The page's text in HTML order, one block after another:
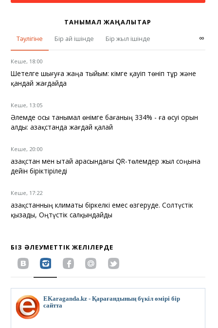
ТАНЫМАЛ ЖАҢАЛЫҚТАР
Тәулігіне
Бір ай ішінде Бір жыл ішінде ∞
Кеше, 18:00
Шетелге шығуға жаңа тыйым: кімге қауіп төніп тұр және
қандай жағдайда
Кеше, 13:05
Әлемде осы танымал өнімге бағаның 334% - ға өсуі орын
алды: Қазақстанда жағдай қалай
Кеше, 20:00
Қазақстан мен Қытай арасындағы QR-төлемдер жыл соңына
дейін біріктіріледі
Кеше, 17:22
Қазақстанның климаты біркелкі емес өзгеруде. Солтүстік
қызады, Оңтүстік салқындайды
БІЗ ӘЛЕУМЕТТІК ЖЕЛІЛЕРДЕ
EKaraganda.kz - Қарағандының бүкіл өмірі бір
сайтта